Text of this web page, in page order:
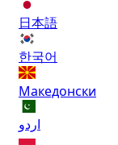
日本語
한국어
Македонски
اردو